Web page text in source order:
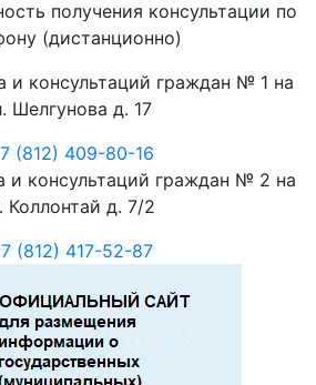
получения консультации по
(дистанционно)
и консультаций граждан № 1 на
Шелгунова д. 17
(812) 409-80-16
и консультаций граждан № 2 на
Коллонтай д. 7/2
(812) 417-52-87